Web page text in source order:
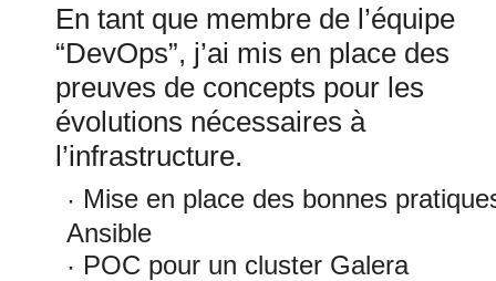
En tant que membre de l’équipe
“DevOps”, j’ai mis en place des
preuves de concepts pour les
évolutions nécessaires à
l’infrastructure.
Mise en place des bonnes
Ansible
POC pour un cluster Galera